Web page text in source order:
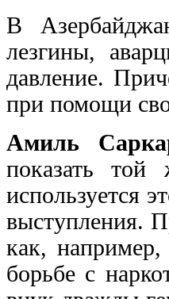
В
лезгины,
давление.
при помощи
Амиль
показать
используется
выступления.
как,
борьбе с